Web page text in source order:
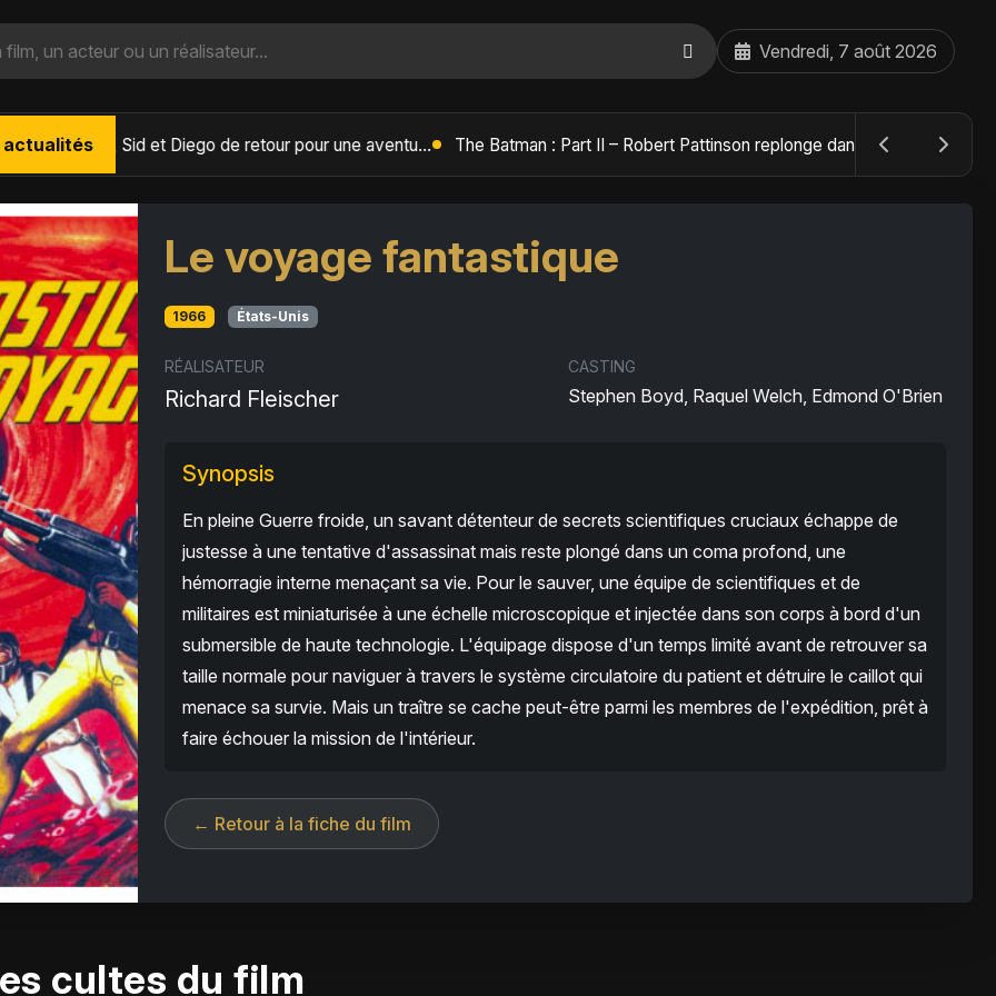
Vendredi, 7 août 2026
actualités L'Âge de Glace : Le Réveil du Volcan – Manny, Sid et Diego de retour pour une aventure explosive The Batman : Part II – Robert Pattinson replonge dans les ténèbres de Gotham dès octobre 2027
Le voyage fantastique
1966 États-Unis
RÉALISATEUR
Richard Fleischer
CASTING
Stephen Boyd, Raquel Welch, Edmond O'Brien
Synopsis
En pleine Guerre froide, un savant détenteur de secrets scientifiques cruciaux échappe de
justesse à une tentative d'assassinat mais reste plongé dans un coma profond, une
hémorragie interne menaçant sa vie. Pour le sauver, une équipe de scientifiques et de
militaires est miniaturisée à une échelle microscopique et injectée dans son corps à bord d'un
submersible de haute technologie. L'équipage dispose d'un temps limité avant de retrouver sa
taille normale pour naviguer à travers le système circulatoire du patient et détruire le caillot qui
menace sa survie. Mais un traître se cache peut-être parmi les membres de l'expédition, prêt à
faire échouer la mission de l'intérieur.
← Retour à la fiche du film
cultes du film